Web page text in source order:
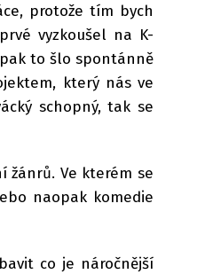
protože tím bych
vyzkoušel na K-
to šlo spontánně
který nás ve
schopný, tak se
žánrů. Ve kterém se
naopak komedie
co je náročnější